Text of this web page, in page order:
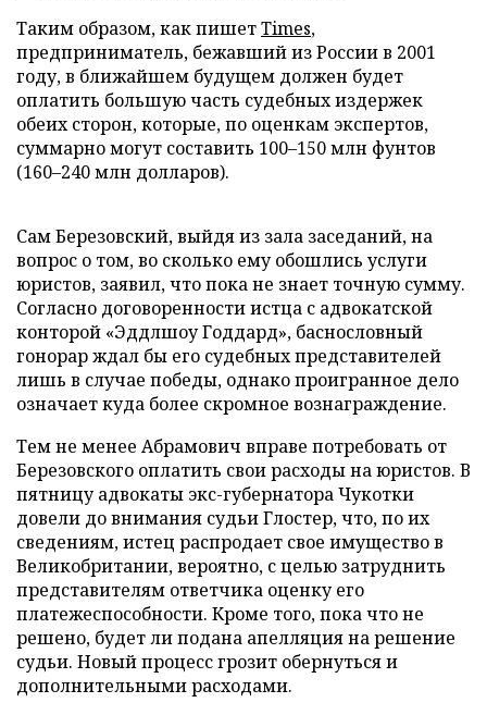
Таким образом, как пишетTimes,
предприниматель, бежавший из России в 2001
году, в ближайшем будущем должен будет
оплатить большую часть судебных издержек
обеих сторон, которые, по оценкам экспертов,
суммарно могут составить 100–150 млн фунтов
(160–240 млн долларов).
Сам Березовский, выйдя из зала заседаний, на
вопрос о том, во сколько ему обошлись услуги
юристов, заявил, что пока не знает точную сумму.
Согласно договоренности истца с адвокатской
конторой «Эддлшоу Годдард», баснословный
гонорар ждал бы его судебных представителей
лишь в случае победы, однако проигранное дело
означает куда более скромное вознаграждение.
Тем не менее Абрамович вправе потребовать от
Березовского оплатить свои расходы на юристов. В
пятницу адвокаты экс-губернатора Чукотки
довели до внимания судьи Глостер, что, по их
сведениям, истец распродает свое имущество в
Великобритании, вероятно, с целью затруднить
представителям ответчика оценку его
платежеспособности. Кроме того, пока что не
решено, будет ли подана апелляция на решение
судьи. Новый процесс грозит обернуться и
дополнительными расходами.